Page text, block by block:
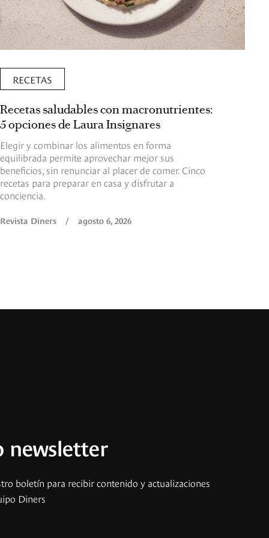
RECETAS
Recetas saludables con macronutrientes:
5 opciones de Laura Insignares
Elegir y combinar los alimentos en forma
equilibrada permite aprovechar mejor sus
beneficios, sin renunciar al placer de comer. Cinco
recetas para preparar en casa y disfrutar a
conciencia.
Revista Diners / agosto 6, 2026
newsletter
boletín para recibir contenido y actualizaciones
Diners